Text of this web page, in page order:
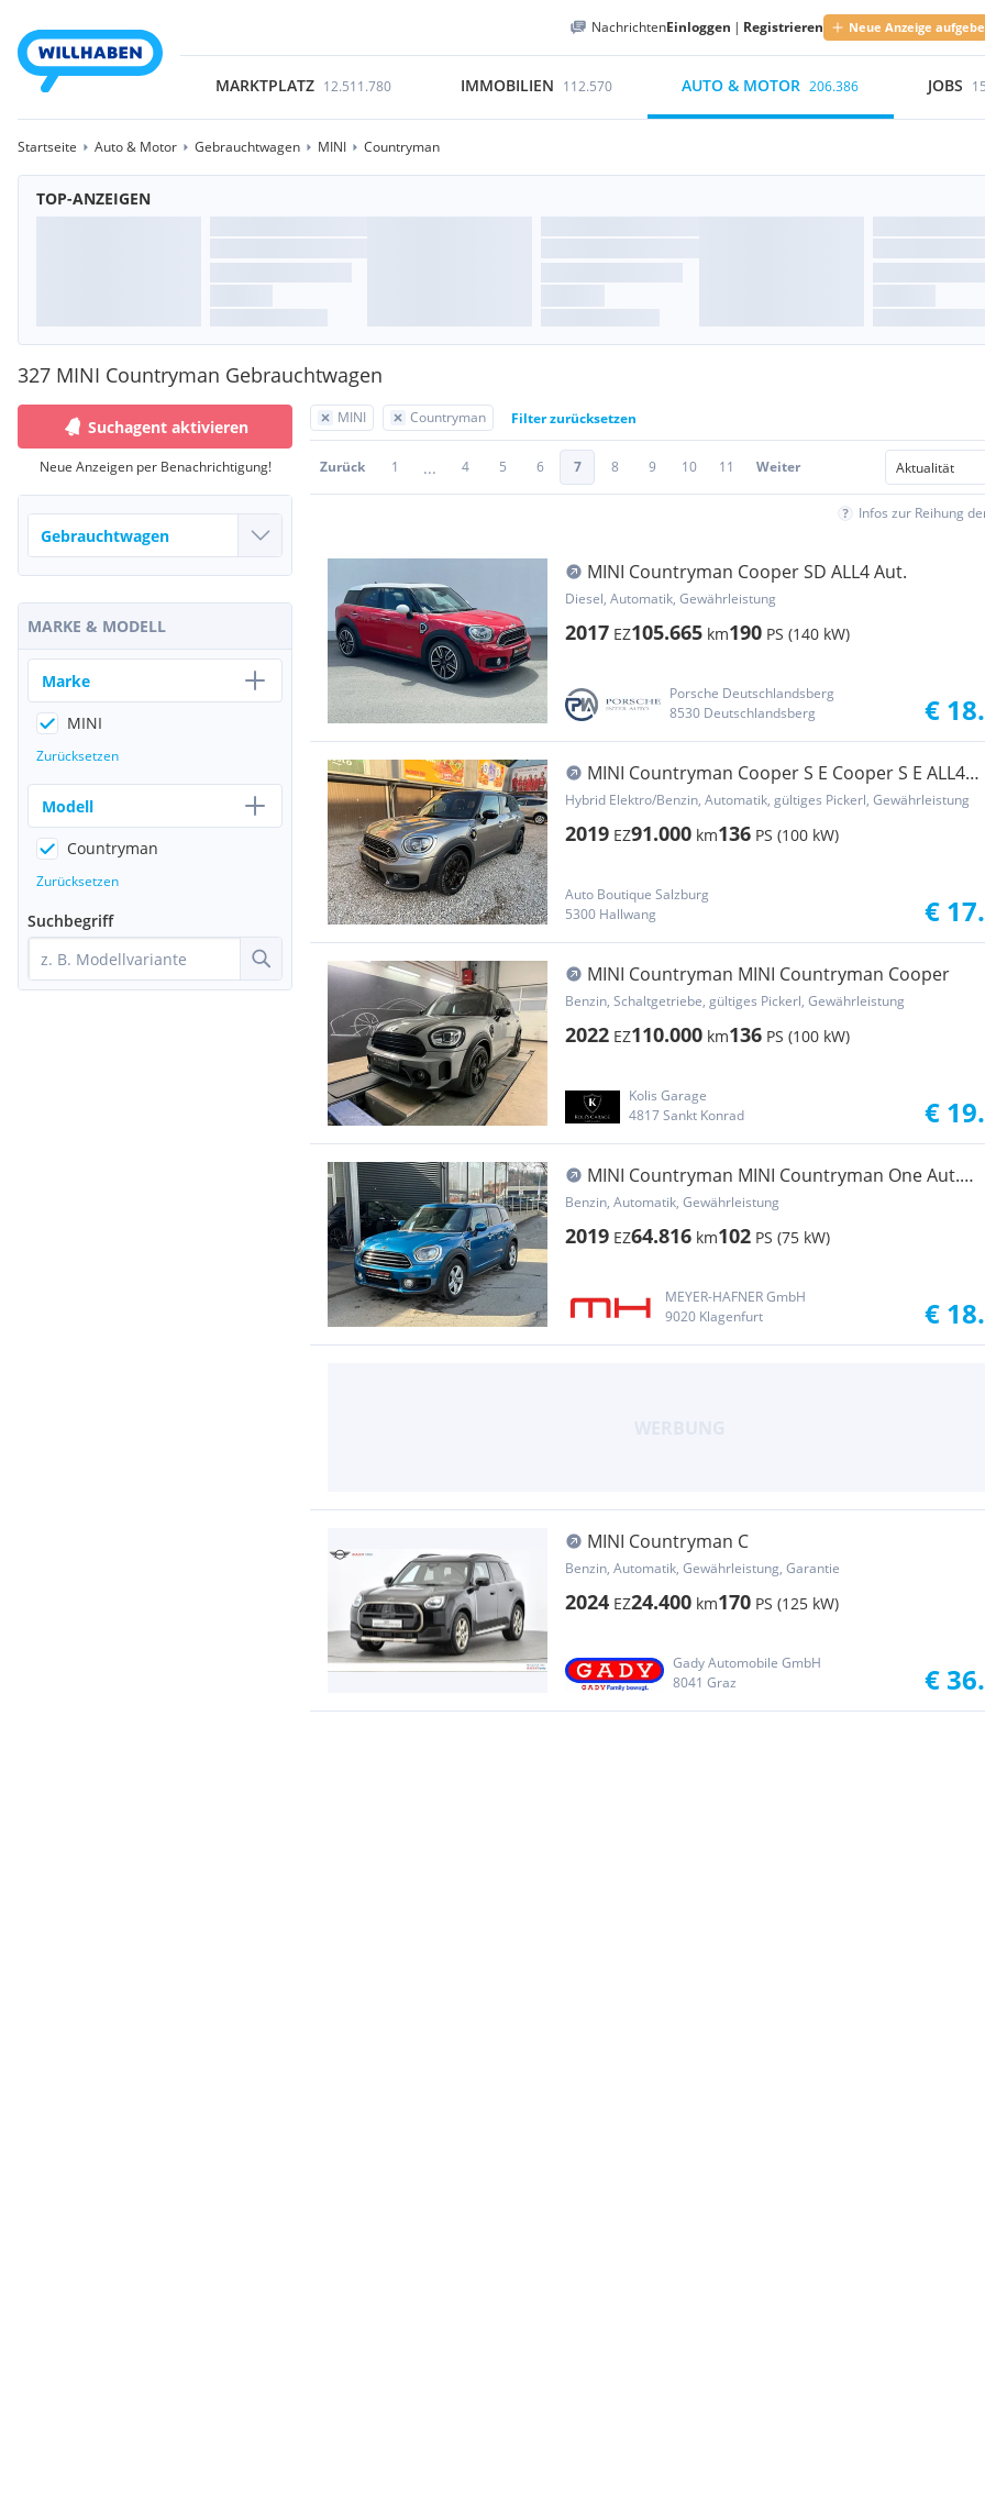
NachrichtenEinloggen | Registrieren Neue Anzeige
MARKTPLATZ 12.511.780 IMMOBILIEN 112.570 AUTO & MOTOR 206.386 JOBS
Startseite Auto & Motor Gebrauchtwagen MINI Countryman
TOP-ANZEIGEN
327 MINI Countryman Gebrauchtwagen
MINI Countryman Filter zurücksetzen
Zurück 1 ... 4 5 6 7 8 9 10 11 Weiter
Infos zur Reihung
MINI Countryman Cooper SD ALL4 Aut.
Diesel, Automatik, Gewährleistung
2017 EZ105.665 km190 PS (140 kW)
Porsche Deutschlandsberg
8530 Deutschlandsberg
€
MINI Countryman Cooper S E Cooper S E ALL4
EURO 6d-TE
Hybrid Elektro/Benzin, Automatik, gültiges Pickerl, Gewährleistung
2019 EZ91.000 km136 PS (100 kW)
Auto Boutique Salzburg
5300 Hallwang
€
MINI Countryman MINI Countryman Cooper
Benzin, Schaltgetriebe, gültiges Pickerl, Gewährleistung
2022 EZ110.000 km136 PS (100 kW)
Kolis Garage
4817 Sankt Konrad
€
MINI Countryman MINI Countryman One Aut.
Panorama, Sitzheizung,...
Benzin, Automatik, Gewährleistung
2019 EZ64.816 km102 PS (75 kW)
MEYER-HAFNER GmbH
9020 Klagenfurt
€
MINI Countryman C
Benzin, Automatik, Gewährleistung, Garantie
2024 EZ24.400 km170 PS (125 kW)
Gady Automobile GmbH
8041 Graz
€
Suchagent aktivieren
Neue Anzeigen per Benachrichtigung!
MARKE & MODELL
Marke
MINI
Zurücksetzen
Modell
Countryman
Zurücksetzen
Suchbegriff